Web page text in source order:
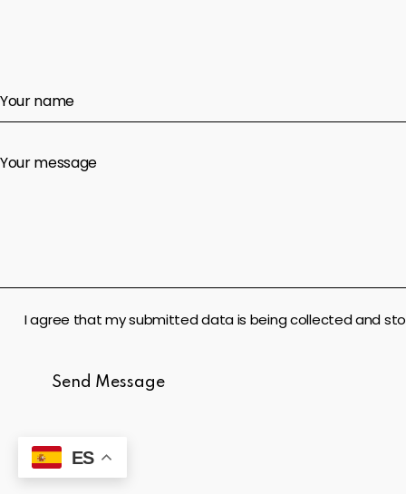
I agree that my submitted data is being collected and
Send Message
ES